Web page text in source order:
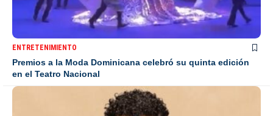
ENTRETENIMIENTO
Premios a la Moda Dominicana celebró su quinta edición
en el Teatro Nacional